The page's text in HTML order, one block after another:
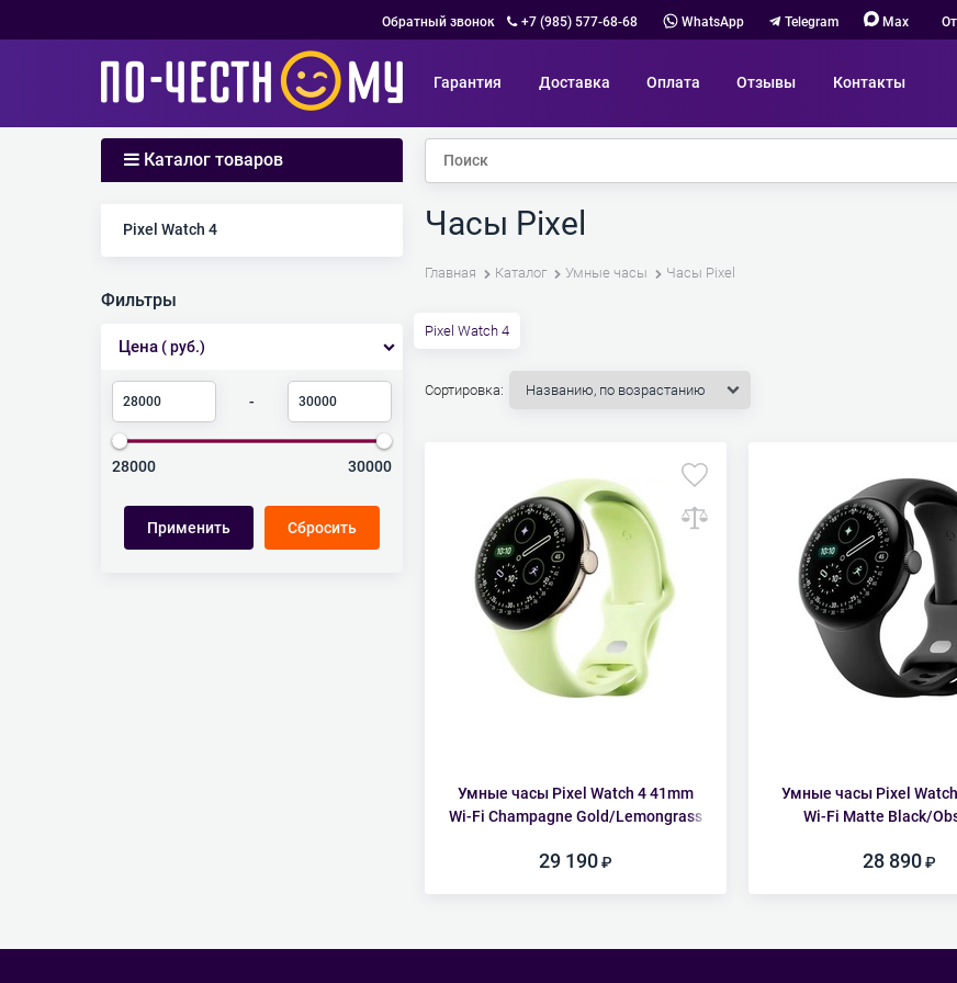
Обратный звонок +7 (985) 577-68-68 WhatsApp Telegram Max
Гарантия Доставка Оплата Отзывы Контакты
Каталог товаров
Pixel Watch 4
Фильтры
Цена ( руб.)
-
28000 30000
Часы Pixel
Главная Каталог Умные часы Часы Pixel
Pixel Watch 4
Сортировка:
Умные часы Pixel Watch 4 41mm
Wi-Fi Champagne Gold/Lemongrass
29 190
Умные часы Pixel
Wi-Fi Matte Black/
28 890